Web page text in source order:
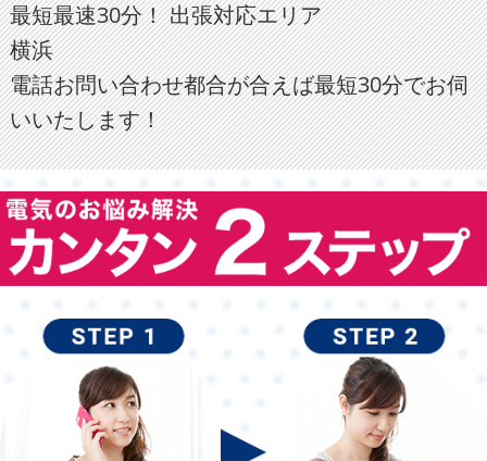
最短最速30分！ 出張対応エリア
横浜
電話お問い合わせ都合が合えば最短30分でお伺
いいたします！